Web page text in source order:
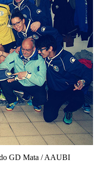
do GD Mata / AAUBI